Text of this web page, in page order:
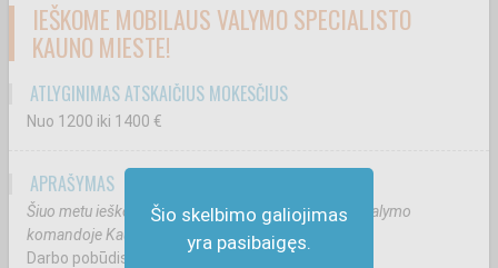
Šio skelbimo galiojimas
yra pasibaigęs.
IEŠKOME MOBILAUS VALYMO SPECIALISTO
KAUNO MIESTE!
ATLYGINIMAS ATSKAIČIUS MOKESČIUS
Nuo 1200 iki 1400 €
APRAŠYMAS
Šiuo metu ieškome kolegų norinčių dirbti Mobilioje valymo
komandoje Kauno mieste!
Darbo pobūdis: